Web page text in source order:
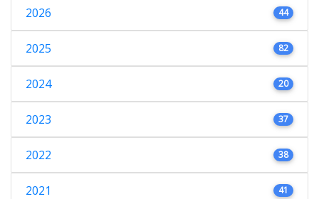
2026 44
2025 82
2024 20
2023 37
2022 38
2021 41